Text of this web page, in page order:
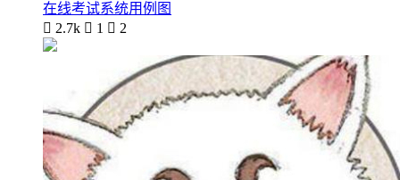
在线考试系统用例图
 2.7k  1  2